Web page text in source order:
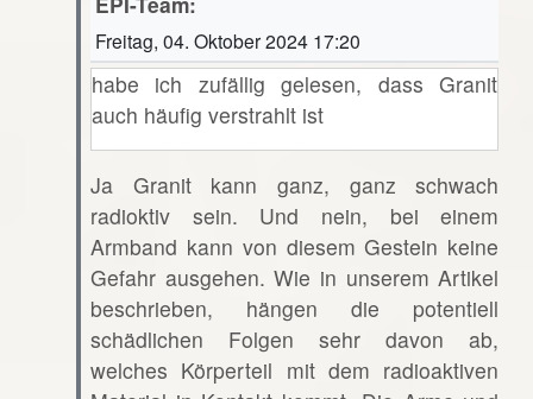
Freitag, 04. Oktober 2024 17:20
habe ich zufällig gelesen, dass Granit
auch häufig verstrahlt ist
Ja Granit kann ganz, ganz schwach
radioktiv sein. Und nein, bei einem
Armband kann von diesem Gestein keine
Gefahr ausgehen. Wie in unserem Artikel
beschrieben, hängen die potentiell
schädlichen Folgen sehr davon ab,
welches Körperteil mit dem radioaktiven